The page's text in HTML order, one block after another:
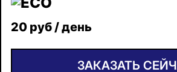
20 руб / день
ЗАКАЗАТЬ